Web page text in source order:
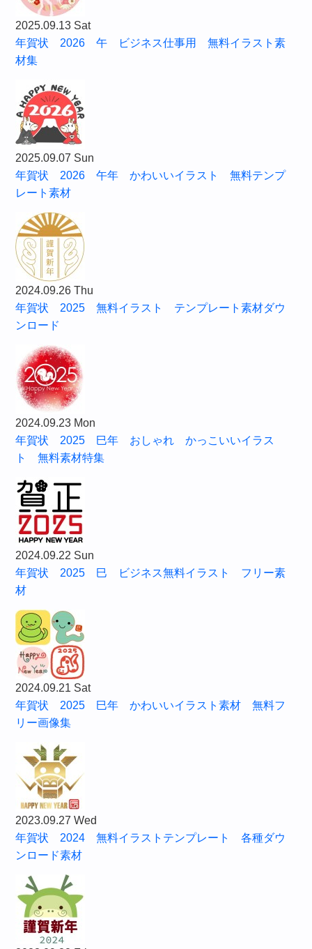
2025.09.13 Sat
年賀状 2026 午 ビジネス仕事用 無料イラスト素
材集
2025.09.07 Sun
年賀状 2026 午年 かわいいイラスト 無料テンプ
レート素材
2024.09.26 Thu
年賀状 2025 無料イラスト テンプレート素材ダウ
ンロード
2024.09.23 Mon
年賀状 2025 巳年 おしゃれ かっこいいイラス
ト 無料素材特集
2024.09.22 Sun
年賀状 2025 巳 ビジネス無料イラスト フリー素
材
2024.09.21 Sat
年賀状 2025 巳年 かわいいイラスト素材 無料フ
リー画像集
2023.09.27 Wed
年賀状 2024 無料イラストテンプレート 各種ダウ
ンロード素材